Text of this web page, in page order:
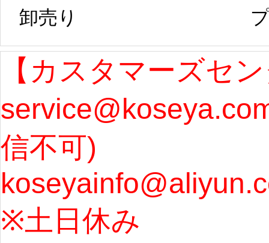
発送予定となり
ます。 ...[more]
たし
ル期
まで
う...
卸売り
【カスタマーズセ
信不可)
※土日休み